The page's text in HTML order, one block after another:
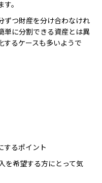
。
ずつ財産を分け合わなけれ
単に分割できる資産とは異
するケースも多いようで
するポイント
を希望する方にとって気